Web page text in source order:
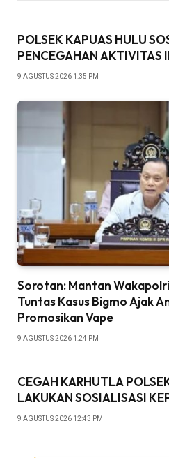
POLSEK KAPUAS HULU
PENCEGAHAN AKTIVITAS
9 AGUSTUS 2026 1:35 PM
Sorotan: Mantan
Tuntas Kasus Bigmo Ajak
Promosikan Vape
9 AGUSTUS 2026 1:24 PM
CEGAH KARHUTLA
LAKUKAN SOSIALISASI
9 AGUSTUS 2026 12:43 PM